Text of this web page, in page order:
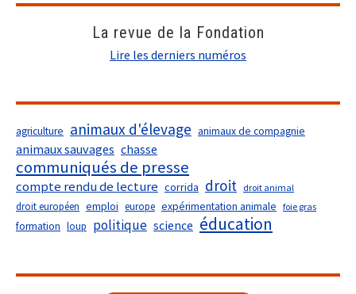
La revue de la Fondation
Lire les derniers numéros
agriculture animaux d'élevage animaux de compagnie
animaux sauvages chasse
communiqués de presse
compte rendu de lecture corrida droit droit animal
droit européen emploi europe expérimentation animale foie gras
formation loup politique science éducation